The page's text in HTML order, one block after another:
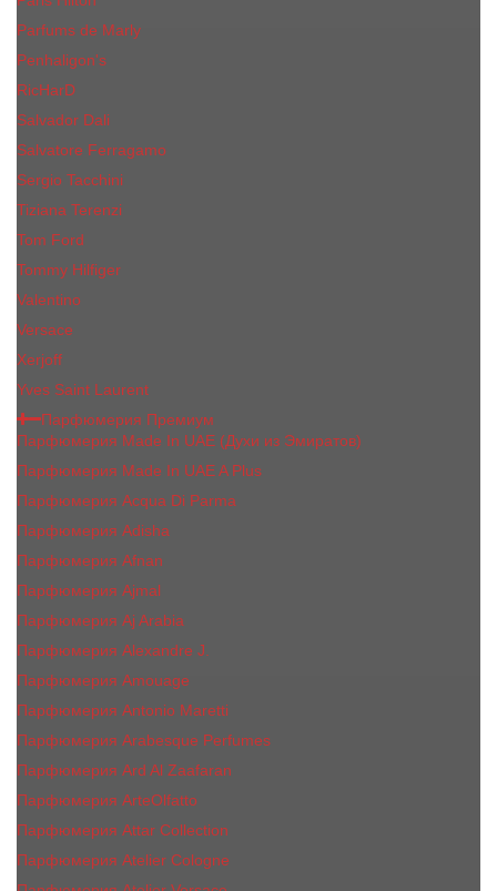
Parfums de Marly
Penhaligon​'s
RicHarD
Salvador Dali
Salvatore Ferragamo
Sergio Tacchini
Tiziana Terenzi
Tom Ford
Tommy Hilfiger
Valentino
Versace
Xerjoff
Yves Saint Laurent
Парфюмерия Премиум
Парфюмерия Made In UAE (Духи из Эмиратов)
Парфюмерия Made In UAE A Plus
Парфюмерия Acqua Di Parma
Парфюмерия Adisha
Парфюмерия Afnan
Парфюмерия Ajmal
Парфюмерия Aj Arabia
Парфюмерия Alexandre J.
Парфюмерия Amouage
Парфюмерия Antonio Maretti
Парфюмерия Arabesque Perfumes
Парфюмерия Ard Al Zaafaran
Парфюмерия ArteOlfatto
Парфюмерия Attar Collection
Парфюмерия Atelier Cologne